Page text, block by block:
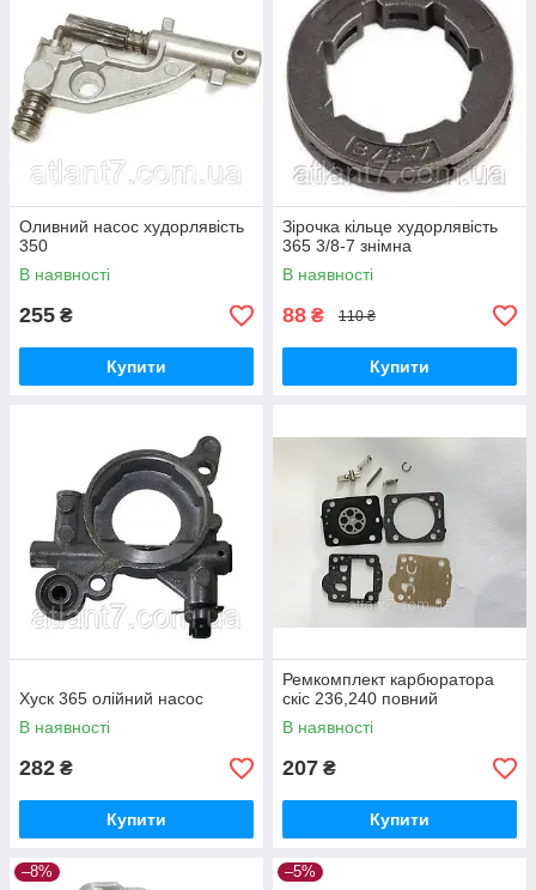
Оливний насос худорлявість
350
В наявності
255 ₴
Купити
Зірочка кільце худорлявість
365 3/8-7 знімна
В наявності
88 ₴ 110 ₴
Купити
Хуск 365 олійний насос
В наявності
282 ₴
Купити
Ремкомплект карбюратора
скіс 236,240 повний
В наявності
207 ₴
Купити
–8% –5%